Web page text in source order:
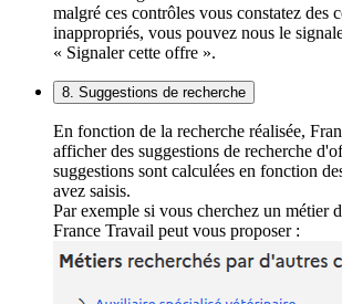
malgré ces contrôles vous constatez des
inappropriés, vous pouvez nous le
« Signaler cette offre ».
8. Suggestions de recherche
En fonction de la recherche réalisée,
afficher des suggestions de recherche
suggestions sont calculées en fonction
avez saisis.
Par exemple si vous cherchez un métier
France Travail peut vous proposer :